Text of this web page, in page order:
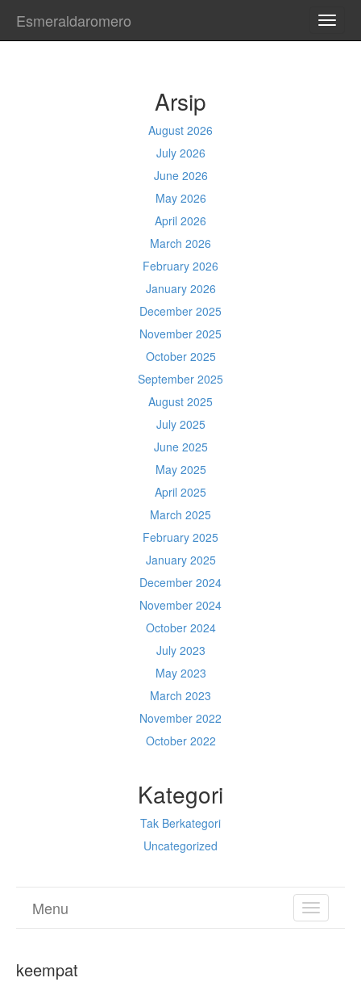
Esmeraldaromero
Arsip
August 2026
July 2026
June 2026
May 2026
April 2026
March 2026
February 2026
January 2026
December 2025
November 2025
October 2025
September 2025
August 2025
July 2025
June 2025
May 2025
April 2025
March 2025
February 2025
January 2025
December 2024
November 2024
October 2024
July 2023
May 2023
March 2023
November 2022
October 2022
Kategori
Tak Berkategori
Uncategorized
TOGGLE
Menu
keempat